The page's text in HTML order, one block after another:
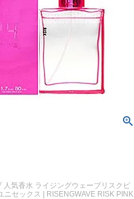
人気香水 ライジングウェーブリスクピ
ニセックス | RISENGWAVE RISK PINK
よか
好きな香水を、いろいろ少
量試せるところが魅力でし
た。